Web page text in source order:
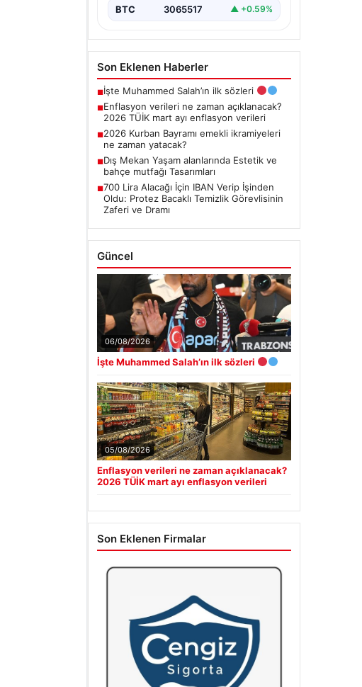
BTC 3065517 ▲ +0.59%
Son Eklenen Haberler
■İşte Muhammed Salah’ın ilk sözleri
■Enflasyon verileri ne zaman açıklanacak?
2026 TÜİK mart ayı enflasyon verileri
■2026 Kurban Bayramı emekli ikramiyeleri
ne zaman yatacak?
■Dış Mekan Yaşam alanlarında Estetik ve
bahçe mutfağı Tasarımları
■700 Lira Alacağı İçin IBAN Verip İşinden
Oldu: Protez Bacaklı Temizlik Görevlisinin
Zaferi ve Dramı
Güncel
06/08/2026
İşte Muhammed Salah’ın ilk sözleri
05/08/2026
Enflasyon verileri ne zaman açıklanacak?
2026 TÜİK mart ayı enflasyon verileri
Son Eklenen Firmalar